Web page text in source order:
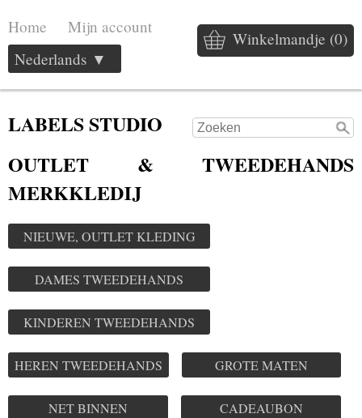
Home Mijn account
Winkelmandje (0)
Nederlands ▼
LABELS STUDIO
OUTLET & TWEEDEHANDS
MERKKLEDIJ
NIEUWE, OUTLET KLEDING
DAMES TWEEDEHANDS
KINDEREN TWEEDEHANDS
HEREN TWEEDEHANDS GROTE MATEN
NET BINNEN CADEAUBON